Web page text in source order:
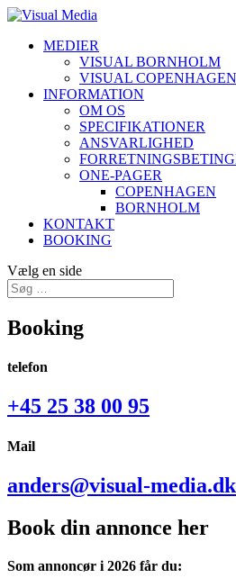
MEDIER
VISUAL BORNHOLM
VISUAL COPENHAGEN
INFORMATION
OM OS
SPECIFIKATIONER
ANSVARLIGHED
ONE-PAGER
COPENHAGEN
BORNHOLM
KONTAKT
BOOKING
Vælg en side
Booking
telefon
+45 25 38 00 95
Mail
anders@visual-media.dk
Book din annonce her
Som annoncør i 2026 får du: